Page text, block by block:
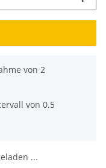
von 2
von 0.5
...